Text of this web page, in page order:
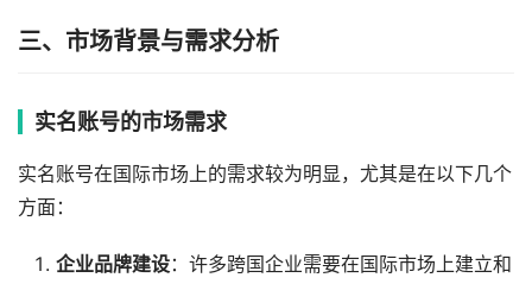
三、市场背景与需求分析
实名账号的市场需求
实名账号在国际市场上的需求较为明显，尤其是在以下几个
方面：
企业品牌建设：许多跨国企业需要在国际市场上建立和